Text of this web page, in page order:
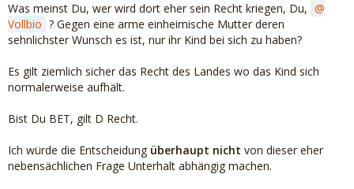
Was meinst Du, wer wird dort eher sein Recht kriegen, Du,
Vollbio ? Gegen eine arme einheimische Mutter deren
sehnlichster Wunsch es ist, nur ihr Kind bei sich zu haben?
Es gilt ziemlich sicher das Recht des Landes wo das Kind sich
normalerweise aufhält.
Bist Du BET, gilt D Recht.
Ich würde die Entscheidung überhaupt nicht von dieser eher
nebensächlichen Frage Unterhalt abhängig machen.